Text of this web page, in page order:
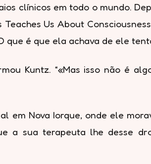
clínicos em todo o mundo.
Us About
que é que ela achava de ele
Kuntz. “«Mas isso não é
em Nova Iorque, onde ele
a sua terapeuta lhe desse